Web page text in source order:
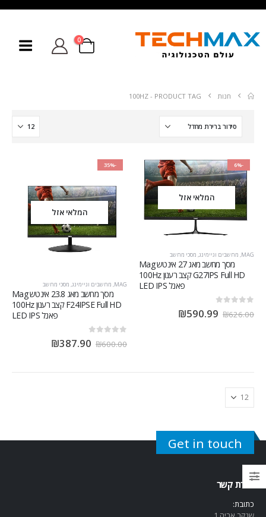
0
חנות PRODUCT TAG -
100HZ
-6%
המלאי אזל
MAG
, מחשבים וגיימינג, מסכי מחשב
מסך מחשב ‏מאג 27 ‏אינטש Mag
G27IPS Full HD קצב רענון 100Hz
פאנל LED IPS
₪626.00
₪590.99
-35%
המלאי אזל
MAG
, מחשבים וגיימינג, מסכי מחשב
מסך מחשב ‏מאג 23.8 ‏אינטש Mag
F24IPSE Full HD קצב רענון 100Hz
פאנל LED IPS
₪600.00
₪387.90
Get in touch
יצירת קשר
כתובת: